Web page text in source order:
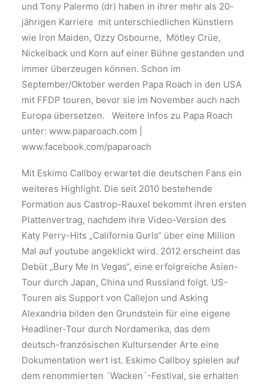
und Tony Palermo (dr) haben in ihrer mehr als 20-
jährigen Karriere mit unterschiedlichen Künstlern
wie Iron Maiden, Ozzy Osbourne, Mötley Crüe,
Nickelback und Korn auf einer Bühne gestanden und
immer überzeugen können. Schon im
September/Oktober werden Papa Roach in den USA
mit FFDP touren, bevor sie im November auch nach
Europa übersetzen. Weitere Infos zu Papa Roach
unter: www.paparoach.com |
www.facebook.com/paparoach
Mit Eskimo Callboy erwartet die deutschen Fans ein
weiteres Highlight. Die seit 2010 bestehende
Formation aus Castrop-Rauxel bekommt ihren ersten
Plattenvertrag, nachdem ihre Video-Version des
Katy Perry-Hits „California Gurls“ über eine Million
Mal auf youtube angeklickt wird. 2012 erscheint das
Debüt „Bury Me In Vegas“, eine erfolgreiche Asien-
Tour durch Japan, China und Russland folgt. US-
Touren als Support von Callejon und Asking
Alexandria bilden den Grundstein für eine eigene
Headliner-Tour durch Nordamerika, das dem
deutsch-französischen Kultursender Arte eine
Dokumentation wert ist. Eskimo Callboy spielen auf
dem renommierten ´Wacken´-Festival, sie erhalten